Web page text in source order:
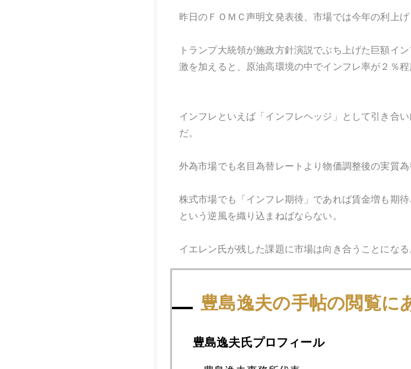
昨日のＦＯＭＣ声明文発表後、市場では今年の利上
トランプ大統領が施政方針演説でぶち上げた巨額イ
激を加えると、原油高環境の中でインフレ率が２％
インフレといえば「インフレヘッジ」として引き合
だ。
外為市場でも名目為替レートより物価調整後の実質
株式市場でも「インフレ期待」であれば賃金増も期
という逆風を織り込まねばならない。
イエレン氏が残した課題に市場は向き合うことになる
後年、今度はイエレン氏がパウエル氏に向かって「
豊島逸夫の手帖の閲覧に
豊島逸夫氏プロフィール